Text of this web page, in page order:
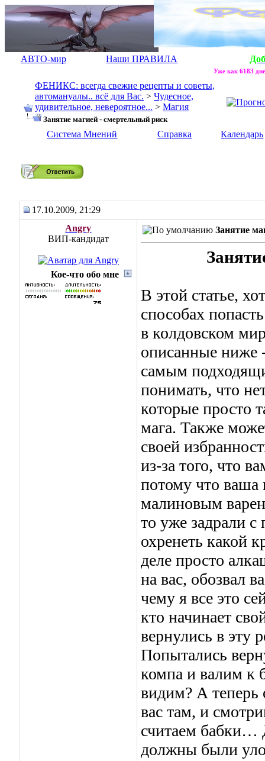
АВТО-мир Наши ПРАВИЛА
Уже как 6183
ФЕНИКС: всегда свежие рецепты и советы,
автомануалы.. всё для Вас. > Чудесное,
удивительное, невероятное... > Магия
Занятие магией - смертельный риск
Система Мнений Справка Календарь
17.10.2009, 21:29
Angry
ВИП-кандидат
Кое-что обо мне
Занятие
В этой статье,
способах
в колдовском
описанные ниже
самым
понимать, что
которые просто
мага. Также
своей
из-за того, что
потому что ваша
малиновым
то уже задрали
охренеть какой
деле просто
на вас, обозвал
чему я все это
кто начинает
вернулись в эту
Попытались
компа и валим к
видим? А теперь
вас там, и
считаем бабки…
должны были